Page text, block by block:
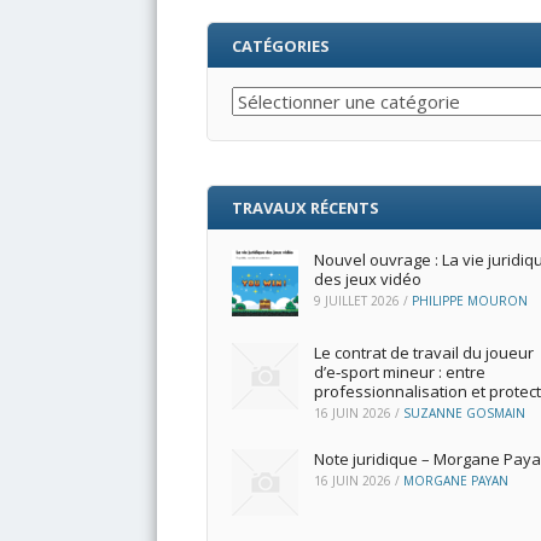
CATÉGORIES
Catégories
TRAVAUX RÉCENTS
Nouvel ouvrage : La vie
des jeux vidéo
9 JUILLET 2026 / PHILIPPE MOURON
Le contrat de travail du joueur
d’e‑sport mineur : entre
professionnalisation et
16 JUIN 2026 / SUZANNE GOSMAIN
Note juridique – Morgane
16 JUIN 2026 / MORGANE PAYAN